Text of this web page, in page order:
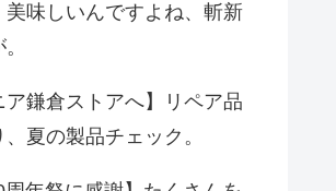
美味しいんですよね、斬新
ア鎌倉ストアへ】リペア品
夏の製品チェック。